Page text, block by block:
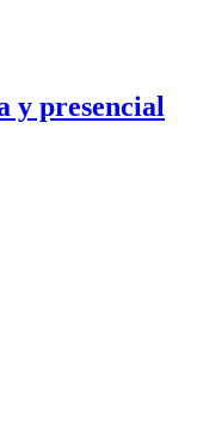
y presencial